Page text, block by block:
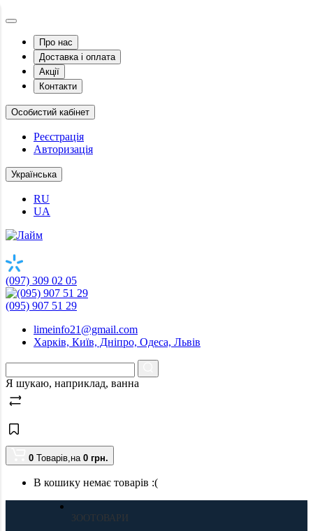
Про нас
Доставка і оплата
Акції
Контакти
Особистий кабінет
Реєстрація
Авторизація
Українська
RU
UA
(097) 309 02 05
(095) 907 51 29
limeinfo21@gmail.com
Харків, Київ, Дніпро, Одеса, Львів
Я шукаю, наприклад, ванна
0 Товарів,на 0 грн.
В кошику немає товарів :(
ЗООТОВАРИ